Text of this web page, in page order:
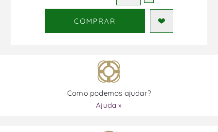
COMPRAR
Como podemos ajudar?
Ajuda »